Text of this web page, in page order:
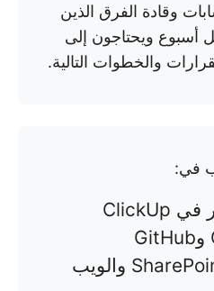
وقادة الفرق الذين
أسبوع ويحتاجون إلى
والخطوات التالية.
في:
ابحث على الفور في ClickUp
وGoogle Drive وGitHub